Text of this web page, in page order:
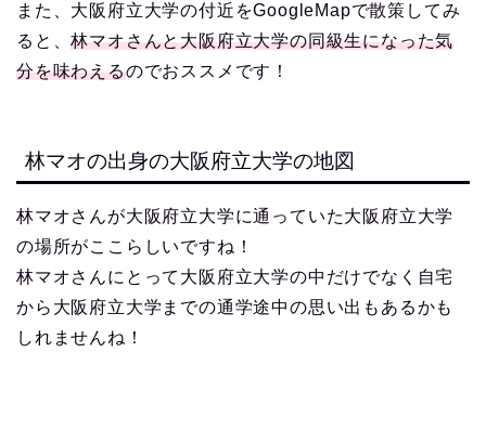
また、大阪府立大学の付近をGoogleMapで散策してみ
ると、林マオさんと大阪府立大学の同級生になった気
分を味わえるのでおススメです！
林マオの出身の大阪府立大学の地図
林マオさんが大阪府立大学に通っていた大阪府立大学
の場所がここらしいですね！
林マオさんにとって大阪府立大学の中だけでなく自宅
から大阪府立大学までの通学途中の思い出もあるかも
しれませんね！